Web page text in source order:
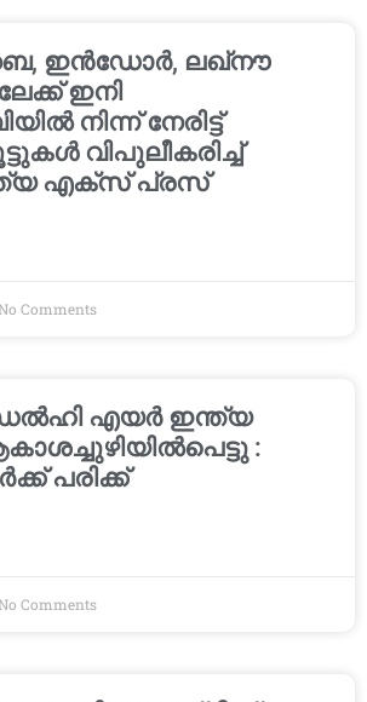
ഇൻഡോർ, ലഖ്നൗ
ഇനി
നിന്ന് നേരിട്ട്
വിപുലീകരിച്ച്
എക്സ് പ്രസ്
No Comments
ഡൽഹി എയര്‍ ഇന്ത്യ
:
പരിക്ക്
No Comments